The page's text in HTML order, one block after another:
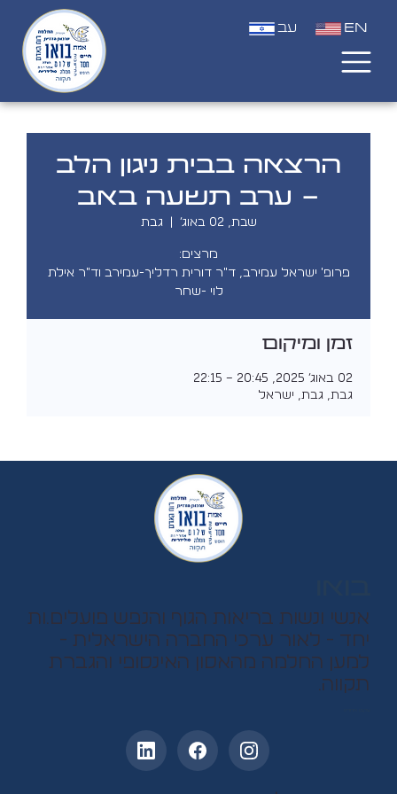
עב EN
הרצאה בבית ניגון הלב
- ערב תשעה באב
שבת, 02 באוג׳
  |
גבת
פרופ' ישראל עמירב, ד"ר דורית רדליך-עמירב וד"ר אילת
לוי -שחר
זמן ומיקום
02 באוג׳ 2025, 20:45 – 22:15
גבת, גבת, ישראל
אנשי ונשות בריאות הגוף והנפש פועלים.ות
יחד - לאור ערכי החברה הישראלית -
למען החלמה מהאסון האינסופי והגברת
תקווה.